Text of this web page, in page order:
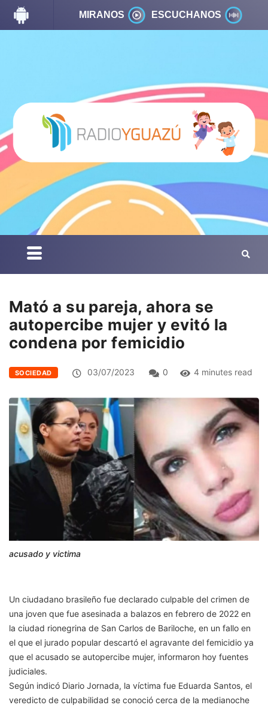
MIRANOS ESCUCHANOS
Mató a su pareja, ahora se
autopercibe mujer y evitó la
condena por femicidio
SOCIEDAD 03/07/2023 0 4 minutes read
acusado y victima
Un ciudadano brasileño fue declarado culpable del crimen de
una joven que fue asesinada a balazos en febrero de 2022 en
la ciudad rionegrina de San Carlos de Bariloche, en un fallo en
el que el jurado popular descartó el agravante del femicidio ya
que el acusado se autopercibe mujer, informaron hoy fuentes
judiciales.
Según indicó Diario Jornada, la víctima fue Eduarda Santos, el
veredicto de culpabilidad se conoció cerca de la medianoche